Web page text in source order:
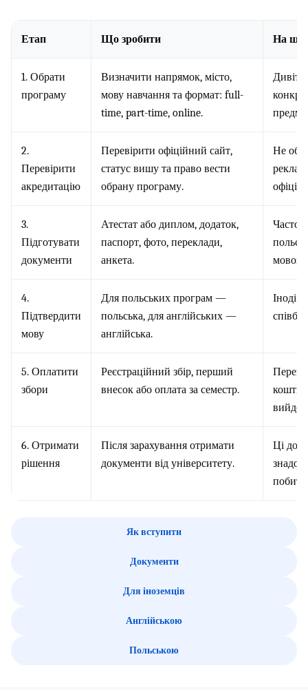
Етап Що зробити На що
1. Обрати
програму
Визначити напрямок, місто,
мову навчання та формат: full-
time, part-time, online.
2.
Перевірити
акредитацію
Перевірити офіційний сайт,
статус вишу та право вести
обрану програму.
Не
3.
Підготувати
документи
Атестат або диплом, додаток,
паспорт, фото, переклади,
анкета.
Часто
мовою.
4.
Підтвердити
мову
Для польських програм —
польська, для англійських —
англійська.
Іноді
5. Оплатити
збори
Реєстраційний збір, перший
внесок або оплата за семестр.
вийде.
6. Отримати
рішення
Після зарахування отримати
документи від університету.
Ці
Як вступити
Документи
Для іноземців
Англійською
Польською